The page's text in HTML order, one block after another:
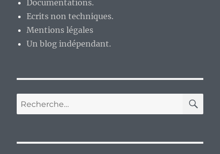
Documentations.
Ecrits non techniques.
Mentions légales
Un blog indépendant.
Recherche
pour :